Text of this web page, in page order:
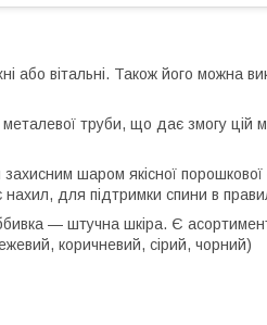
або вітальні. Також його можна
металевої труби, що дає змогу
захисним шаром якісної
нахил, для підтримки спини в
— штучна шкіра. Є асортимент
коричневий, сірий, чорний)